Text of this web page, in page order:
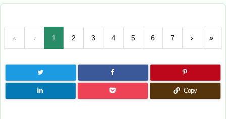
« ‹ 1 2 3 4 5 6 7 › »
Copy